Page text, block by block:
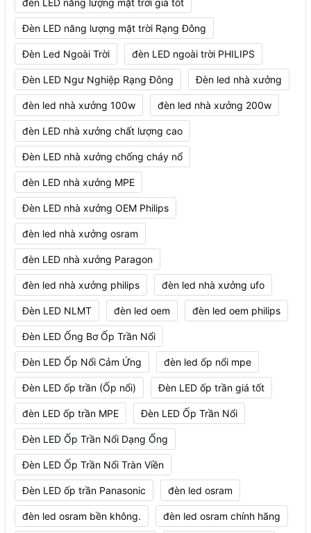
đèn LED năng lượng mặt trời giá tốt
Đèn LED năng lượng mặt trời Rạng Đông
Đèn Led Ngoài Trời đèn LED ngoài trời PHILIPS
Đèn LED Ngư Nghiệp Rạng Đông Đèn led nhà xưởng
đèn led nhà xưởng 100w đèn led nhà xưởng 200w
đèn LED nhà xưởng chất lượng cao
Đèn LED nhà xưởng chống cháy nổ
đèn LED nhà xưởng MPE
Đèn LED nhà xưởng OEM Philips
đèn led nhà xưởng osram
đèn LED nhà xưởng Paragon
đèn led nhà xưởng philips đèn led nhà xưởng ufo
Đèn LED NLMT đèn led oem đèn led oem philips
Đèn LED Ống Bơ Ốp Trần Nổi
Đèn LED Ốp Nổi Cảm Ứng đèn led ốp nổi mpe
Đèn LED ốp trần (Ốp nổi) Đèn LED ốp trần giá tốt
đèn LED ốp trần MPE Đèn LED Ốp Trần Nổi
Đèn LED Ốp Trần Nổi Dạng Ống
Đèn LED Ốp Trần Nổi Tràn Viền
Đèn LED ốp trần Panasonic đèn led osram
đèn led osram bền không. đèn led osram chính hãng